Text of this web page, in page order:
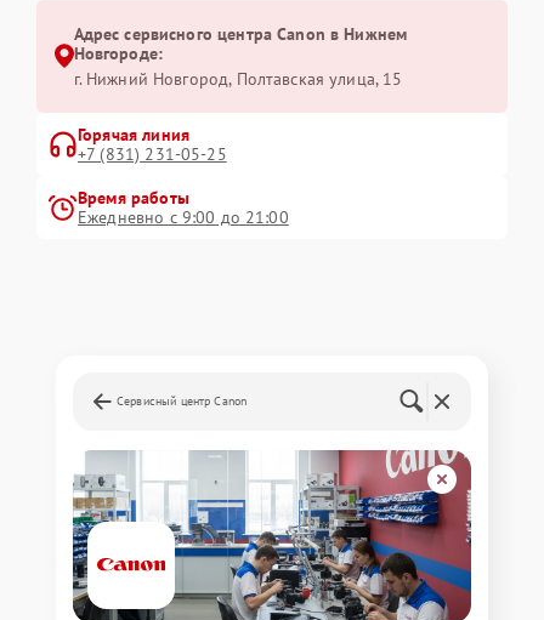
Адрес сервисного центра Canon в Нижнем
Новгороде:
г. Нижний Новгород, Полтавская улица, 15
Горячая линия
+7 (831) 231-05-25
Время работы
Ежедневно с 9:00 до 21:00
Сервисный центр Canon